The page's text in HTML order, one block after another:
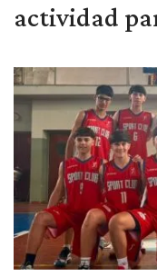
actividad